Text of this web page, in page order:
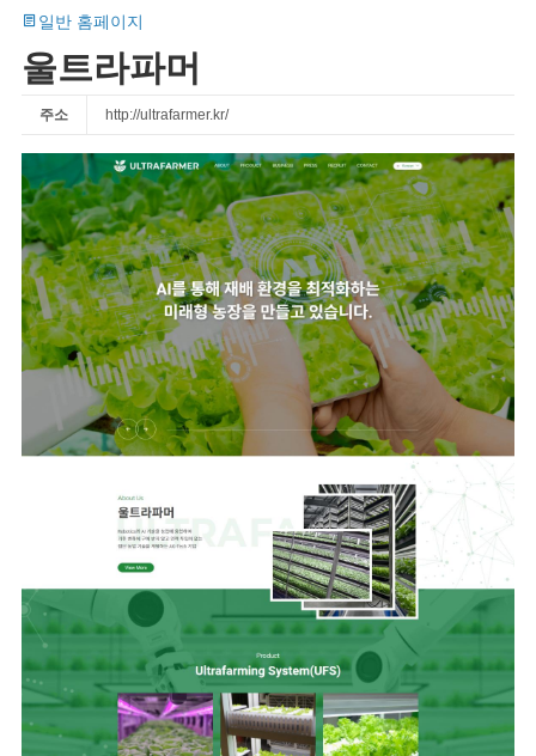
일반 홈페이지
울트라파머
주소 http://ultrafarmer.kr/